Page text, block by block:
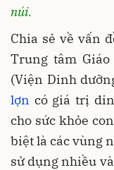
núi.
Chia sẻ về vấn
Trung tâm
(Viện Dinh
lợn có giá trị
cho sức khỏe
biệt là các vùng
sử dụng nhiều